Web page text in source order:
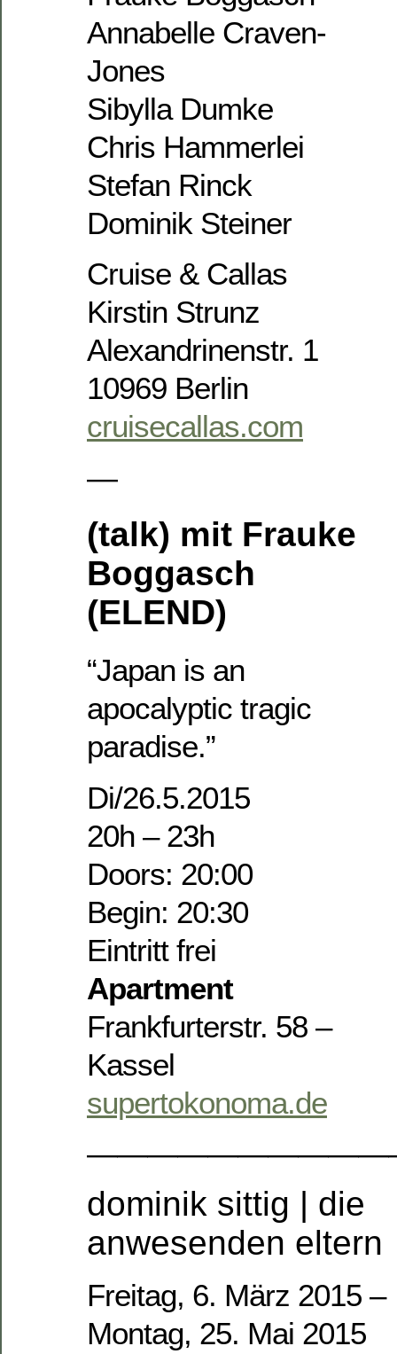
Annabelle Craven-
Jones
Sibylla Dumke
Chris Hammerlei
Stefan Rinck
Dominik Steiner
Cruise & Callas
Kirstin Strunz
Alexandrinenstr. 1
10969 Berlin
cruisecallas.com
—
(talk) mit Frauke
Boggasch
(ELEND)
“Japan is an
apocalyptic tragic
paradise.”
Di/26.5.2015
20h – 23h
Doors: 20:00
Begin: 20:30
Eintritt frei
Apartment
Frankfurterstr. 58 –
Kassel
supertokonoma.de
dominik sittig | die
anwesenden eltern
Freitag, 6. März 2015 –
Montag, 25. Mai 2015